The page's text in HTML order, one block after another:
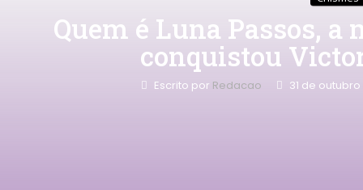
Quem é Luna Passos,
conquistou
Escrito por Redacao 31 de